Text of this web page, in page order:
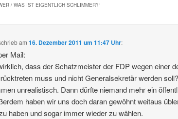
/ WAS IST EIGENTLICH SCHLIMMER?“
am16. Dezember 2011 um 11:47 Uhr:
Mail:
dass der Schatzmeister der FDP wegen einer
muss und nicht Generalsekretär werden
unrealistisch. Dann dürfte niemand mehr ein
haben wir uns doch daran gewöhnt weitaus
haben und sogar immer wieder zu wählen.